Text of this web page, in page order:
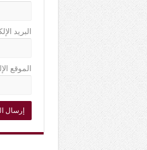
البريد
الموقع